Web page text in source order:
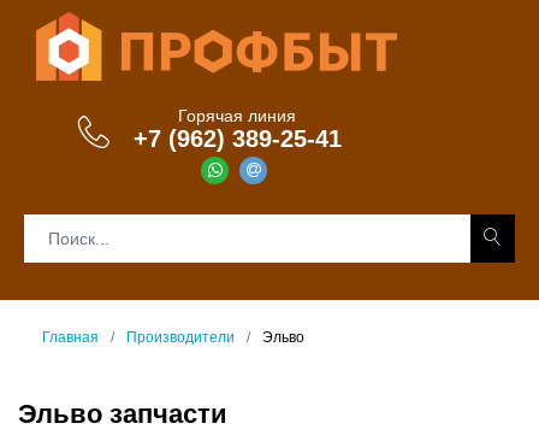
Горячая линия
+7 (962) 389-25-41
Главная Производители Эльво
Эльво запчасти